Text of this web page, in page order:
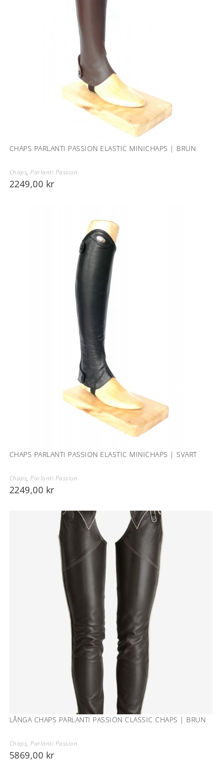
CHAPS PARLANTI PASSION ELASTIC MINICHAPS | BRUN
Chaps,Parlanti Passion
2249,00 kr
CHAPS PARLANTI PASSION ELASTIC MINICHAPS | SVART
Chaps,Parlanti Passion
2249,00 kr
LÅNGA CHAPS PARLANTI PASSION CLASSIC CHAPS | BRUN
Chaps,Parlanti Passion
5869,00 kr